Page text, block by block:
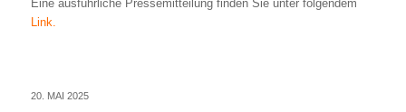
Eine ausführliche Pressemitteilung finden Sie unter folgendem
Link.
20. MAI 2025